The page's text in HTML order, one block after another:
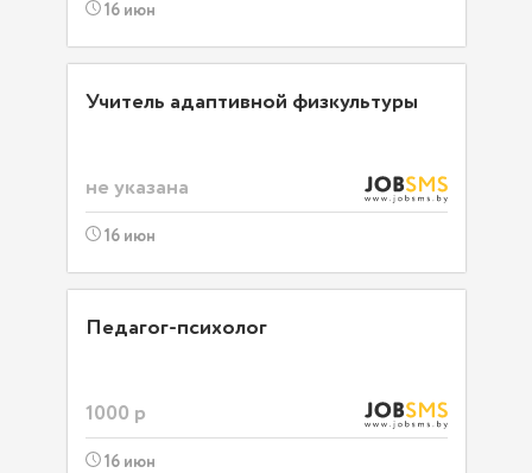
16 июн
Учитель адаптивной физкультуры
не указана
16 июн
Педагог-психолог
1000 р
16 июн